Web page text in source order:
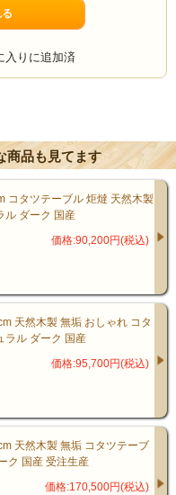
入りに追加済
商品も見てます
コタツテーブル 炬燵 天然木製
ル ダーク 国産
価格:90,200円(税込)
天然木製 無垢 おしゃれ コタ
ラル ダーク 国産
価格:95,700円(税込)
天然木製 無垢 コタツテーブ
ク 国産 受注生産
価格:170,500円(税込)